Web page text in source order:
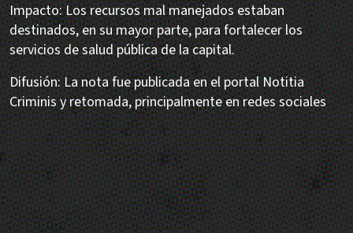
Impacto: Los recursos mal manejados estaban
destinados, en su mayor parte, para fortalecer los
servicios de salud pública de la capital.
Difusión: La nota fue publicada en el portal Notitia
Criminis y retomada, principalmente en redes sociales